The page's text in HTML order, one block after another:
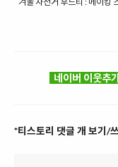
네이버 이웃추
*티스토리 댓글 개 보기/